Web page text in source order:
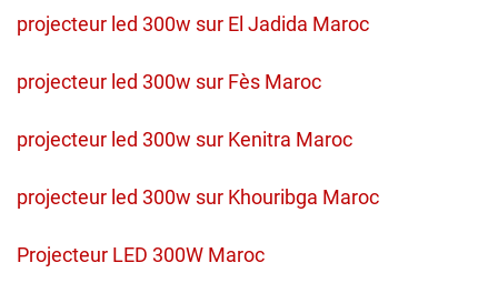
projecteur led 300w sur El Jadida Maroc
projecteur led 300w sur Fès Maroc
projecteur led 300w sur Kenitra Maroc
projecteur led 300w sur Khouribga Maroc
Projecteur LED 300W Maroc